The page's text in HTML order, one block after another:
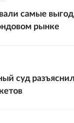
самые
рынке
суд